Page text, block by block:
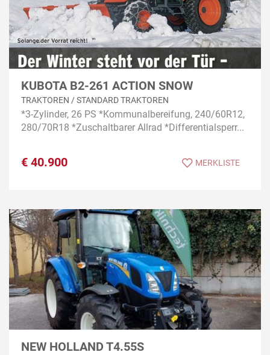
KUBOTA B2-261 ACTION SNOW
TRAKTOREN / STANDARD TRAKTOREN
*3-Zylinder, 26 PS *Kommunalbereifung, 240/60R12,
280/70R18 *Zuschaltbarer Allrad *Differentialsperr...
€ 40.900 MERKLISTE
NEW HOLLAND T4.55S